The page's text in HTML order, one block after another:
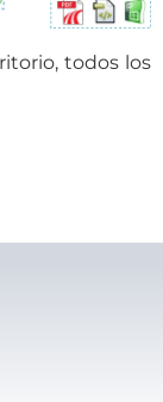
todos los